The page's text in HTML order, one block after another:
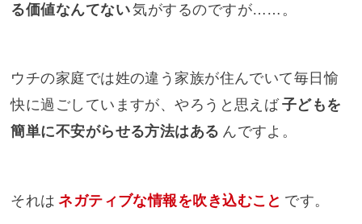
る価値なんてない気がするのですが……。
ウチの家庭では姓の違う家族が住んでいて毎日愉
快に過ごしていますが、やろうと思えば子どもを
簡単に不安がらせる方法はある んですよ。
それは ネガティブな情報を吹き込むこと です。